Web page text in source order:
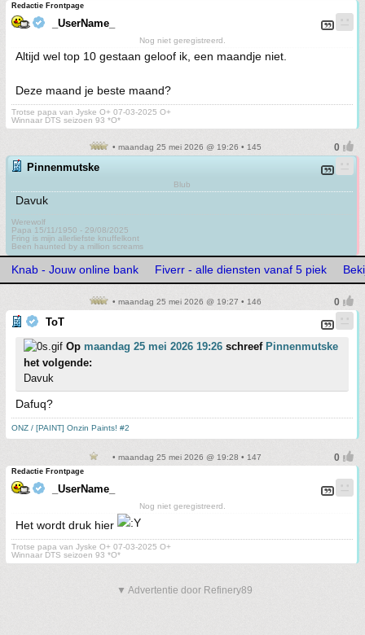
Redactie Frontpage
_UserName_
Nog niet geregistreerd.
Altijd wel top 10 gestaan geloof ik, een maandje niet.
Deze maand je beste maand?
Trotse papa van Jyske O+ 07-03-2025 O+
Winnaar DTS seizoen 93 *O*
• maandag 25 mei 2026 @ 19:26 • 145
Pinnenmutske
Blub
Davuk
Werewolf
Papa 15/11/1950 - 29/08/2025
Fring is mijn allerliefste knuffelkont
Been haunted by a million screams
Knab - Jouw online bank Fiverr - alle diensten vanaf 5 piek
• maandag 25 mei 2026 @ 19:27 • 146
ToT
Op maandag 25 mei 2026 19:26 schreef Pinnenmutske
het volgende:
Davuk
Dafuq?
ONZ / [PAINT] Onzin Paints! #2
• maandag 25 mei 2026 @ 19:28 • 147
Redactie Frontpage
_UserName_
Nog niet geregistreerd.
Het wordt druk hier
Trotse papa van Jyske O+ 07-03-2025 O+
Winnaar DTS seizoen 93 *O*
▼ Advertentie door Refinery89